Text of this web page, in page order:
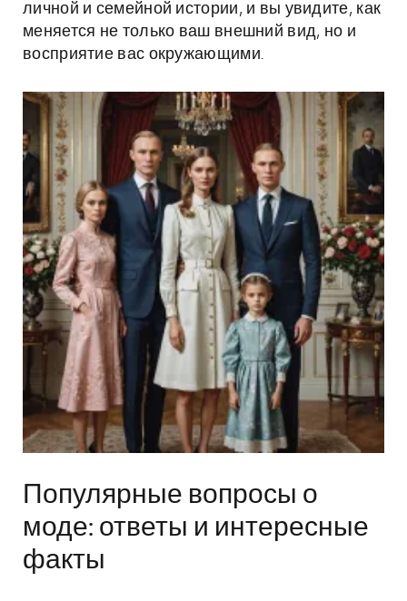
личной и семейной истории, и вы увидите, как
меняется не только ваш внешний вид, но и
восприятие вас окружающими.
Популярные вопросы о
моде: ответы и интересные
факты